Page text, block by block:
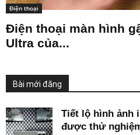
Điện thoại
Điện thoại màn hình
Ultra của...
Bài mới đăng
Tiết lộ hình ảnh
được thử